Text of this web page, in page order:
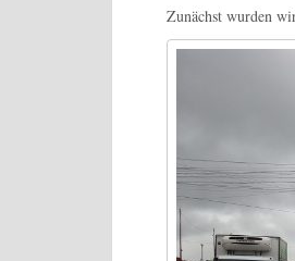
Zunächst wurden